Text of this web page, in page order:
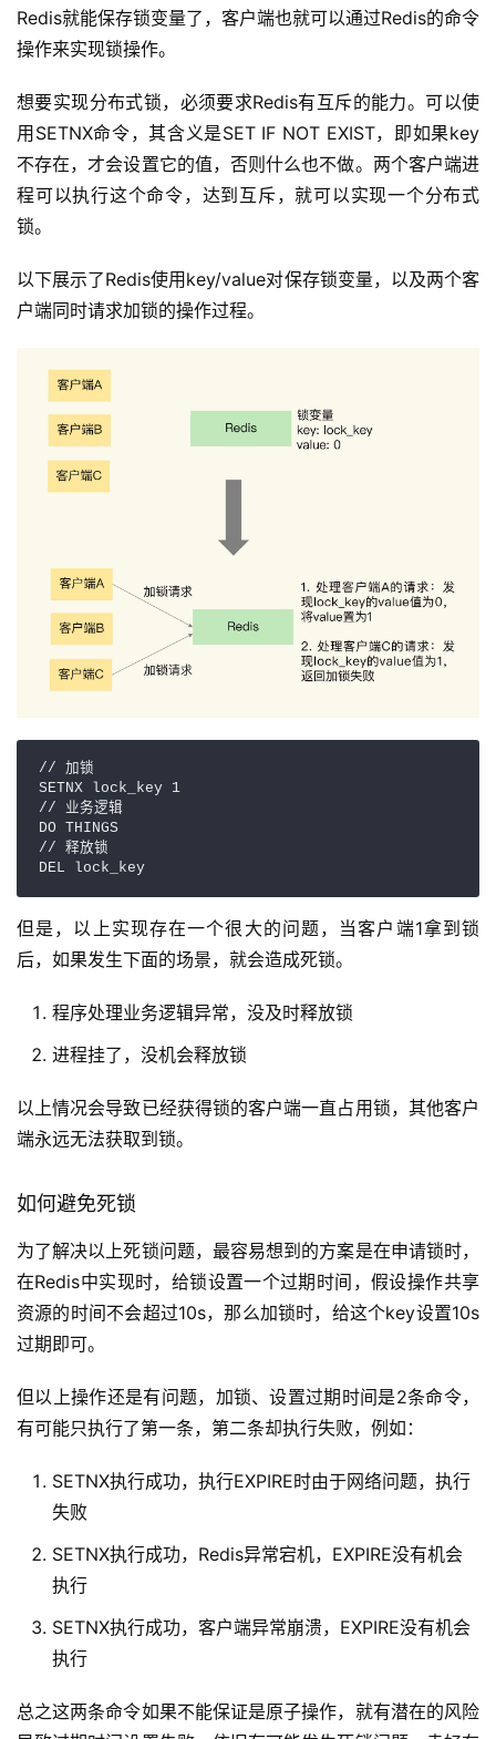
Redis就能保存锁变量了，客户端也就可以通过Redis的命令
操作来实现锁操作。
想要实现分布式锁，必须要求Redis有互斥的能力。可以使
用SETNX命令，其含义是SET IF NOT EXIST，即如果key
不存在，才会设置它的值，否则什么也不做。两个客户端进
程可以执行这个命令，达到互斥，就可以实现一个分布式
锁。
以下展示了Redis使用key/value对保存锁变量，以及两个客
户端同时请求加锁的操作过程。
// 加锁
SETNX lock_key 1
// 业务逻辑
DO THINGS
// 释放锁
DEL lock_key
但是，以上实现存在一个很大的问题，当客户端1拿到锁
后，如果发生下面的场景，就会造成死锁。
程序处理业务逻辑异常，没及时释放锁
进程挂了，没机会释放锁
以上情况会导致已经获得锁的客户端一直占用锁，其他客户
端永远无法获取到锁。
如何避免死锁
为了解决以上死锁问题，最容易想到的方案是在申请锁时，
在Redis中实现时，给锁设置一个过期时间，假设操作共享
资源的时间不会超过10s，那么加锁时，给这个key设置10s
过期即可。
但以上操作还是有问题，加锁、设置过期时间是2条命令，
有可能只执行了第一条，第二条却执行失败，例如：
SETNX执行成功，执行EXPIRE时由于网络问题，执行
失败
SETNX执行成功，Redis异常宕机，EXPIRE没有机会
执行
SETNX执行成功，客户端异常崩溃，EXPIRE没有机会
执行
总之这两条命令如果不能保证是原子操作，就有潜在的风险